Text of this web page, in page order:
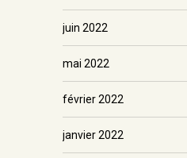
juin 2022
mai 2022
février 2022
janvier 2022